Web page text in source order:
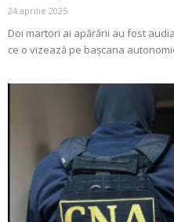
24 aprilie 2025
Doi martori ai apărării au fost
ce o vizează pe bașcana